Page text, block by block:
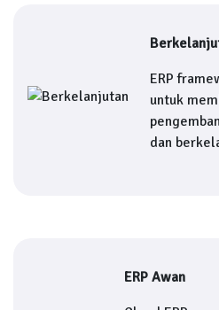
ERP
untuk
dan
ERP Awan